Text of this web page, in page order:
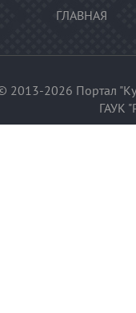
ГЛАВНАЯ
2013-2026 Портал
ГАУК